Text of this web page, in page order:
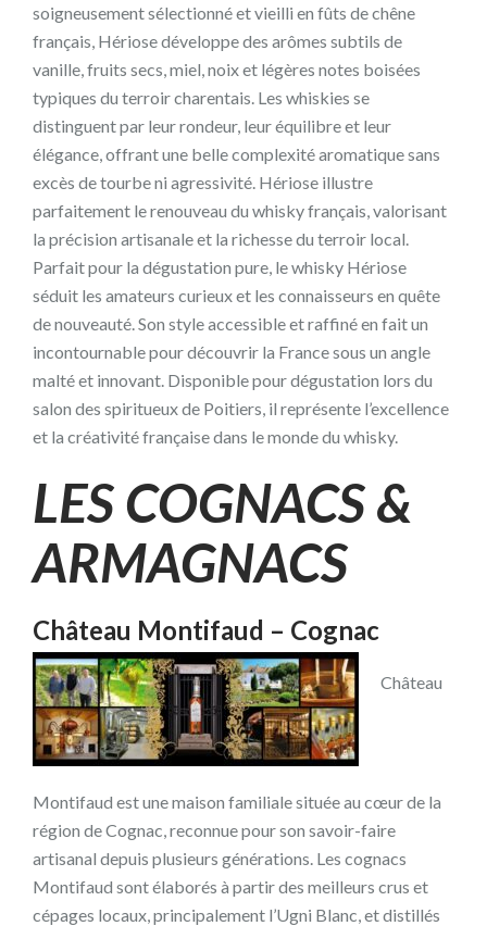
soigneusement sélectionné et vieilli en fûts de chêne
français, Hériose développe des arômes subtils de
vanille, fruits secs, miel, noix et légères notes boisées
typiques du terroir charentais. Les whiskies se
distinguent par leur rondeur, leur équilibre et leur
élégance, offrant une belle complexité aromatique sans
excès de tourbe ni agressivité. Hériose illustre
parfaitement le renouveau du whisky français, valorisant
la précision artisanale et la richesse du terroir local.
Parfait pour la dégustation pure, le whisky Hériose
séduit les amateurs curieux et les connaisseurs en quête
de nouveauté. Son style accessible et raffiné en fait un
incontournable pour découvrir la France sous un angle
malté et innovant. Disponible pour dégustation lors du
salon des spiritueux de Poitiers, il représente l’excellence
et la créativité française dans le monde du whisky.
LES COGNACS &
ARMAGNACS
Château Montifaud – Cognac
Château
Montifaud est une maison familiale située au cœur de la
région de Cognac, reconnue pour son savoir-faire
artisanal depuis plusieurs générations. Les cognacs
Montifaud sont élaborés à partir des meilleurs crus et
cépages locaux, principalement l’Ugni Blanc, et distillés